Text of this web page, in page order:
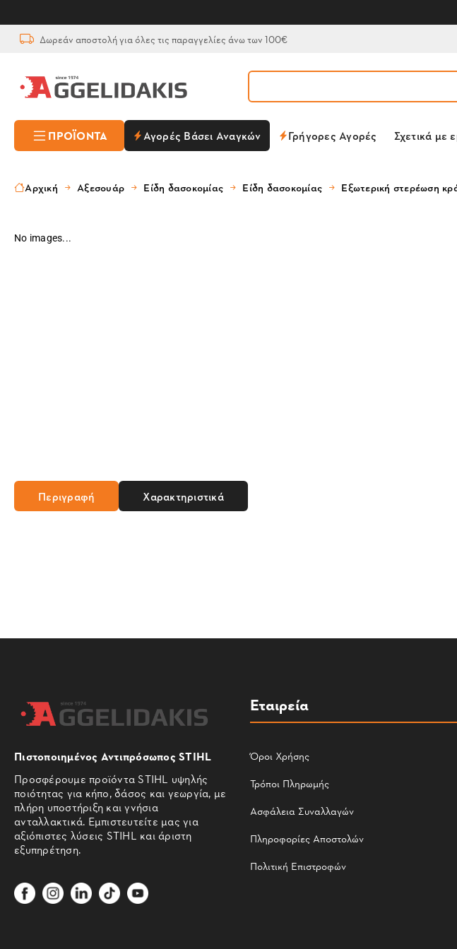
Δωρεάν αποστολή για όλες τις παραγγελίες άνω των 100€
ΠΡΟΪΌΝΤΑ Αγορές Βάσει Αναγκών Γρήγορες Αγορές Σχετικά με
Αρχική Αξεσουάρ Είδη δασοκομίας Είδη δασοκομίας Εξωτερική στερέωση
No images...
Περιγραφή Χαρακτηριστικά
Πιστοποιημένος Αντιπρόσωπος STIHL
Προσφέρουμε προϊόντα STIHL υψηλής
ποιότητας για κήπο, δάσος και γεωργία, με
πλήρη υποστήριξη και γνήσια
ανταλλακτικά. Εμπιστευτείτε μας για
αξιόπιστες λύσεις STIHL και άριστη
εξυπηρέτηση.
Εταιρεία
Όροι Χρήσης
Τρόποι Πληρωμής
Ασφάλεια Συναλλαγών
Πληροφορίες Αποστολών
Πολιτική Επιστροφών